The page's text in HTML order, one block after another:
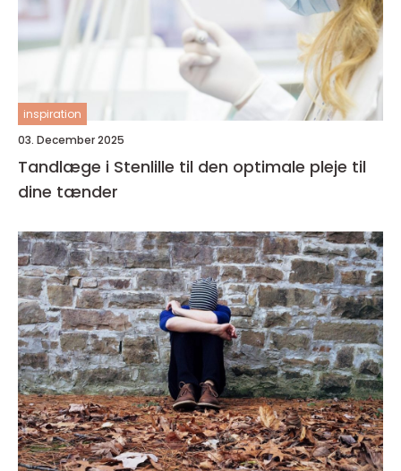
inspiration
03. December 2025
Tandlæge i Stenlille til den optimale pleje til
dine tænder